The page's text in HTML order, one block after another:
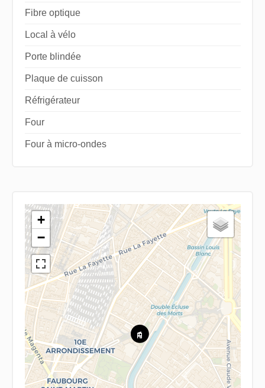
Fibre optique
Local à vélo
Porte blindée
Plaque de cuisson
Réfrigérateur
Four
Four à micro-ondes
+
−